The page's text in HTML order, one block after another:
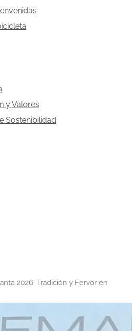
y Valores
Sostenibilidad
2026: Tradición y Fervor en